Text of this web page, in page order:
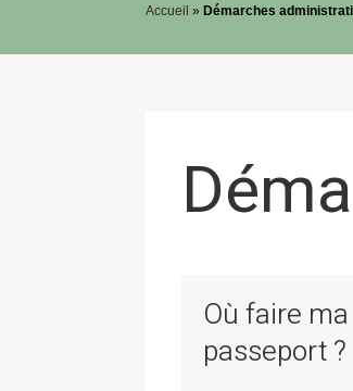
Accueil »Démarches
Où faire
passeport ?